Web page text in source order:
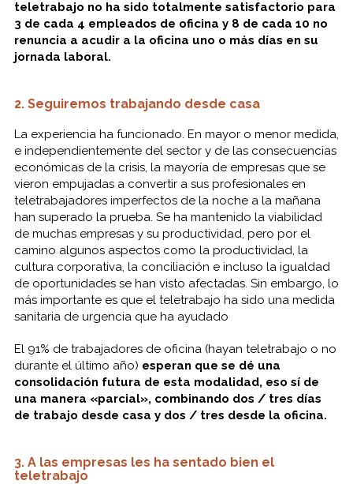
teletrabajo no ha sido totalmente satisfactorio para
3 de cada 4 empleados de oficina y 8 de cada 10 no
renuncia a acudir a la oficina uno o más días en su
jornada laboral.
2. Seguiremos trabajando desde casa
La experiencia ha funcionado. En mayor o menor medida,
e independientemente del sector y de las consecuencias
económicas de la crisis, la mayoría de empresas que se
vieron empujadas a convertir a sus profesionales en
teletrabajadores imperfectos de la noche a la mañana
han superado la prueba. Se ha mantenido la viabilidad
de muchas empresas y su productividad, pero por el
camino algunos aspectos como la productividad, la
cultura corporativa, la conciliación e incluso la igualdad
de oportunidades se han visto afectadas. Sin embargo, lo
más importante es que el teletrabajo ha sido una medida
sanitaria de urgencia que ha ayudado
El 91% de trabajadores de oficina (hayan teletrabajo o no
durante el último año) esperan que se dé una
consolidación futura de esta modalidad, eso sí de
una manera «parcial», combinando dos / tres días
de trabajo desde casa y dos / tres desde la oficina.
3. A las empresas les ha sentado bien el
teletrabajo